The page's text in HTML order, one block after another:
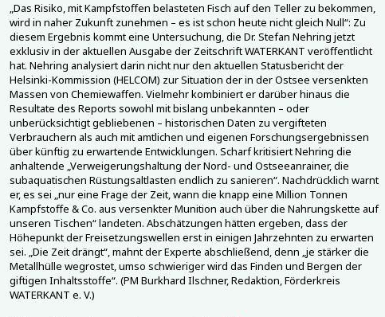
„Das Risiko, mit Kampfstoffen belasteten Fisch auf den Teller zu bekommen,
wird in naher Zukunft zunehmen – es ist schon heute nicht gleich Null“: Zu
diesem Ergebnis kommt eine Untersuchung, die Dr. Stefan Nehring jetzt
exklusiv in der aktuellen Ausgabe der Zeitschrift WATERKANT veröffentlicht
hat. Nehring analysiert darin nicht nur den aktuellen Statusbericht der
Helsinki-Kommission (HELCOM) zur Situation der in der Ostsee versenkten
Massen von Chemiewaffen. Vielmehr kombiniert er darüber hinaus die
Resultate des Reports sowohl mit bislang unbekannten – oder
unberücksichtigt gebliebenen – historischen Daten zu vergifteten
Verbrauchern als auch mit amtlichen und eigenen Forschungsergebnissen
über künftig zu erwartende Entwicklungen. Scharf kritisiert Nehring die
anhaltende „Verweigerungshaltung der Nord- und Ostseeanrainer, die
subaquatischen Rüstungsaltlasten endlich zu sanieren“. Nachdrücklich warnt
er, es sei „nur eine Frage der Zeit, wann die knapp eine Million Tonnen
Kampfstoffe & Co. aus versenkter Munition auch über die Nahrungskette auf
unseren Tischen“ landeten. Abschätzungen hätten ergeben, dass der
Höhepunkt der Freisetzungswellen erst in einigen Jahrzehnten zu erwarten
sei. „Die Zeit drängt“, mahnt der Experte abschließend, denn „je stärker die
Metallhülle wegrostet, umso schwieriger wird das Finden und Bergen der
giftigen Inhaltsstoffe“. (PM Burkhard Ilschner, Redaktion, Förderkreis
WATERKANT e. V.)